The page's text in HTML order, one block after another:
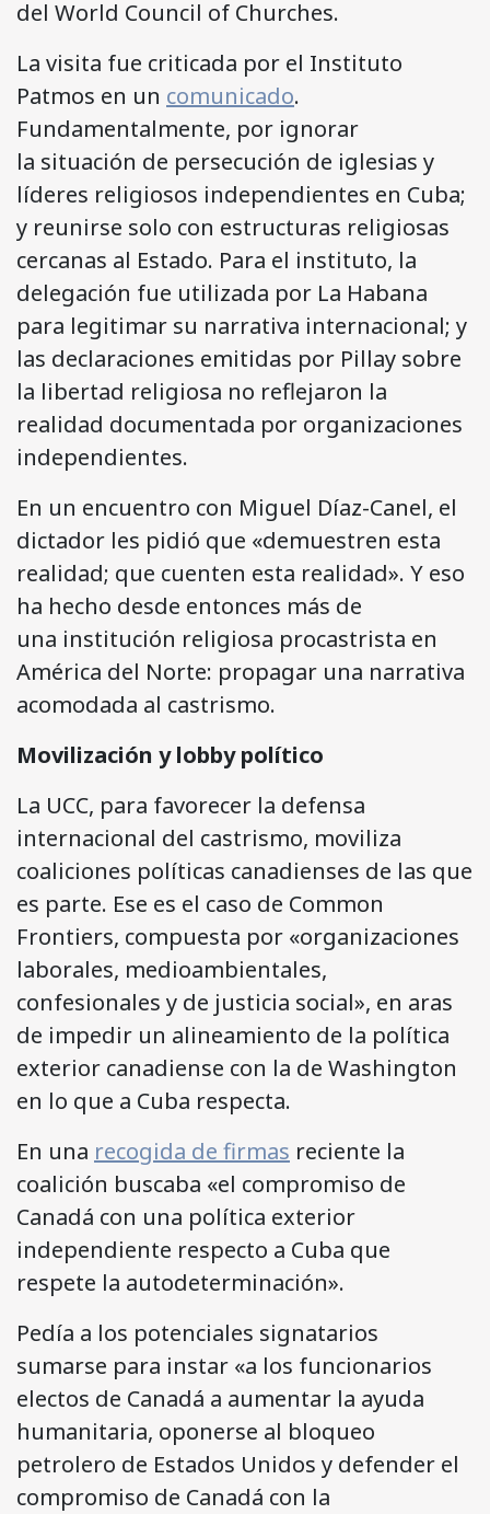
del World Council of Churches.
La visita fue criticada por el Instituto
Patmos en un comunicado.
Fundamentalmente, por ignorar
la situación de persecución de iglesias y
líderes religiosos independientes en Cuba;
y reunirse solo con estructuras religiosas
cercanas al Estado. Para el instituto, la
delegación fue utilizada por La Habana
para legitimar su narrativa internacional; y
las declaraciones emitidas por Pillay sobre
la libertad religiosa no reflejaron la
realidad documentada por organizaciones
independientes.
En un encuentro con Miguel Díaz-Canel, el
dictador les pidió que «demuestren esta
realidad; que cuenten esta realidad». Y eso
ha hecho desde entonces más de
una institución religiosa procastrista en
América del Norte: propagar una narrativa
acomodada al castrismo.
Movilización y lobby político
La UCC, para favorecer la defensa
internacional del castrismo, moviliza
coaliciones políticas canadienses de las que
es parte. Ese es el caso de Common
Frontiers, compuesta por «organizaciones
laborales, medioambientales,
confesionales y de justicia social», en aras
de impedir un alineamiento de la política
exterior canadiense con la de Washington
en lo que a Cuba respecta.
En una recogida de firmas reciente la
coalición buscaba «el compromiso de
Canadá con una política exterior
independiente respecto a Cuba que
respete la autodeterminación».
Pedía a los potenciales signatarios
sumarse para instar «a los funcionarios
electos de Canadá a aumentar la ayuda
humanitaria, oponerse al bloqueo
petrolero de Estados Unidos y defender el
compromiso de Canadá con la